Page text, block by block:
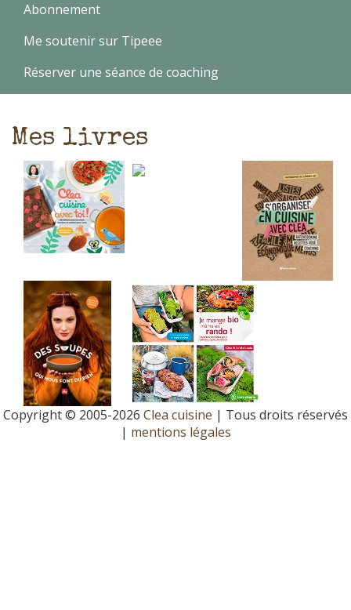
Abonnement
Me soutenir sur Tipeee
Réserver une séance de coaching
Mes livres
Copyright © 2005-2026 Clea cuisine | Tous droits réservés
| mentions légales